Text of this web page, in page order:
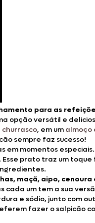
para as
opção versátil e
, em um almoço
sempre faz sucesso!
em momentos especiais.
Esse prato traz um
maçã, aipo, cenoura
cada um tem a sua
e sódio, junto com
fazer o salpicão